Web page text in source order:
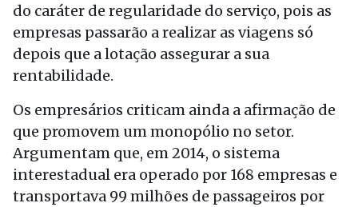
do caráter de regularidade do serviço, pois as
empresas passarão a realizar as viagens só
depois que a lotação assegurar a sua
rentabilidade.
Os empresários criticam ainda a afirmação de
que promovem um monopólio no setor.
Argumentam que, em 2014, o sistema
interestadual era operado por 168 empresas e
transportava 99 milhões de passageiros por